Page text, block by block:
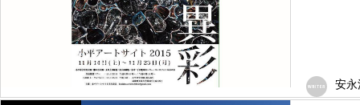
安永